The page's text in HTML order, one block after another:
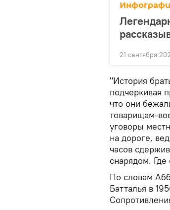
21 сентября
"История
подчеркивая
что они
товарищам-
уговоры
на дороге,
часов
снарядом.
По словам
Батталья в